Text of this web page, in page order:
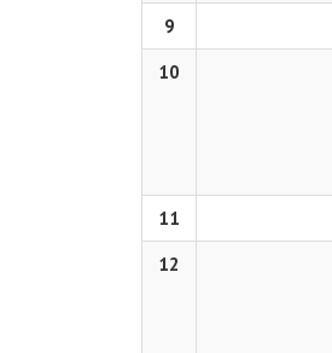
9
10
11
12